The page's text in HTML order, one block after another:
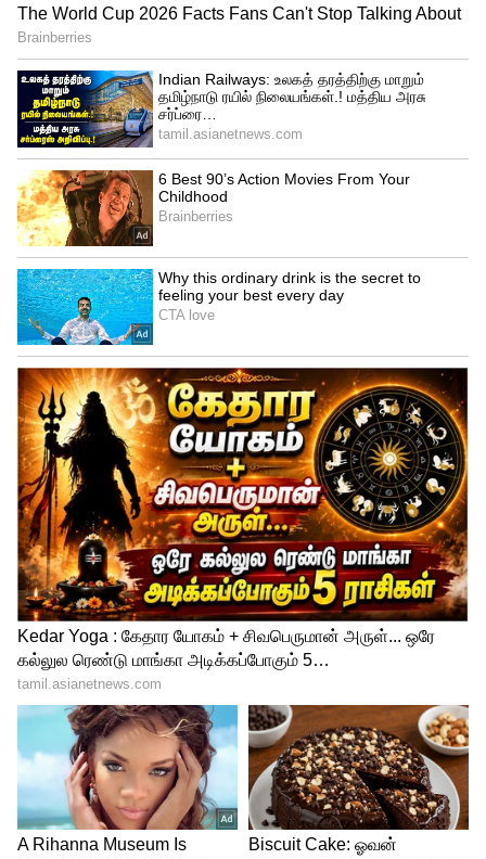
உள்ளதாகவும், அவர் கொலை
செய்யப்பட்டிருக்கலாம் என்றும் கூறப்பட்டது.
இதனால் இவரின் மரணமும் இன்னும்
மர்மமாகவே நீடிக்கிறது.
4
8
பிரபல நடிகை விவேகா பாபாஜி தனது 37
வது வயதில் தூக்கிட்டு தற்கொலை செய்து
கொண்டார். இவரின் காதலன் தான் இந்த
தற்கொலைக்கு காரணம் என்று